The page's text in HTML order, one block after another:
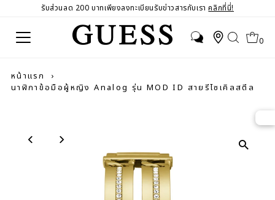
รับส่วนลด 200 บาทเพียงลงทะเบียนรับข่าวสารกับเราคลิกที่นี่!
0
หน้าแรก
›
นาฬิกาข้อมือผู้หญิง Analog รุ่น MOD ID สายรีไซเคิลสตีล